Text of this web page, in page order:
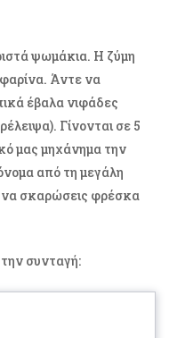
ψωμάκια. Η ζύμη
φαρίνα. Άντε να
έβαλα νιφάδες
Γίνονται σε 5
μας μηχάνημα την
από τη μεγάλη
να σκαρώσεις φρέσκα
συνταγή: